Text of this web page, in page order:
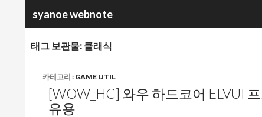
syanoe webnote
색
태그 보관물: 클래식
카테고리 : GAME UTIL
[WOW_HC] 와우 하드코어 ELVUI
유용